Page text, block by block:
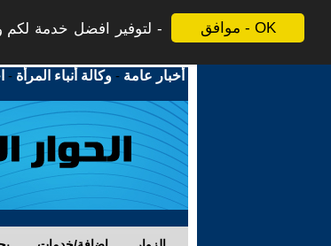
موافق - OK
لتوفير افضل خدمة لكم
أخبار عامة -وكالة أنباء المرأة -